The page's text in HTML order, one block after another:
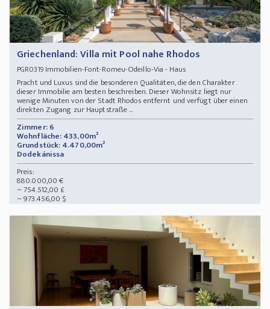
Griechenland: Villa mit Pool nahe Rhodos
PGR0319Immobilien-Font-Romeu-Odeillo-Via - Haus
Pracht und Luxus sind die besonderen Qualitäten, die den Charakter
dieser Immobilie am besten beschreiben. Dieser Wohnsitz liegt nur
wenige Minuten von der Stadt Rhodos entfernt und verfügt über einen
direkten Zugang zur Hauptstraße ...
Zimmer: 6
Wohnfläche: 433,00m²
Grundstück: 4.470,00m²
Dodekánissa
Preis:
880.000,00 €
~ 754.512,00 £
~ 973.456,00 $